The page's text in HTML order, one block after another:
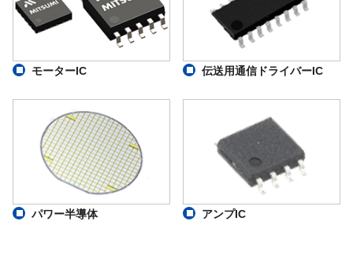
モーターIC 伝送用通信ドライバーIC
パワー半導体 アンプIC